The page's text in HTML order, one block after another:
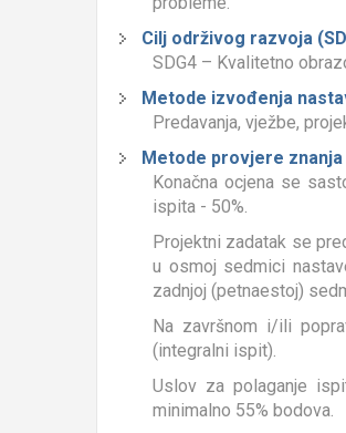
Cilj održivog razvoja
SDG4 – Kvalitetno
Metode izvođenja
Predavanja, vježbe,
Metode provjere
Konačna ocjena se
ispita - 50%.
Projektni zadatak se
u osmoj sedmici
zadnjoj (petnaestoj)
Na završnom i/ili
(integralni ispit).
Uslov za polaganje
minimalno 55% bodova.